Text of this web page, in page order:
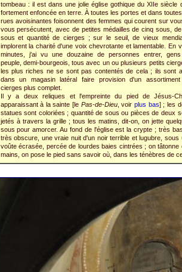
tombeau : il est dans une jolie église gothique du XIIe siècle
fortement enfoncée en terre. À toutes les portes et dans
rues avoisinantes foisonnent des femmes qui courent sur
vous persécutent, avec de petites médailles de cinq sous,
sous et quantité de cierges ; sur le seuil, de vieux
implorent la charité d'une voix chevrotante et lamentable. En
minutes, j'ai vu une douzaine de personnes entrer,
peuple, demi-bourgeois, tous avec un ou plusieurs petits
les plus riches ne se sont pas contentés de cela ; ils sont
dans un magasin latéral faire provision d'un
cierges plus complet.
Il y a deux reliques et l'empreinte du pied de Jésus-
apparaissant à la sainte [le Pas-de-Dieu, voir plus bas] ; les
statues sont coloriées ; quantité de sous ou pièces de deux
jetés à travers la grille ; tous les matins, dit-on, on jette
sous pour amorcer. Au fond de l'église est la crypte ; très
très obscure, une vraie nuit d'un noir terrible et lugubre, sous
voûte écrasée, percée de lourdes baies cintrées ; on tâtonne
mains, on pose le pied sans savoir où, dans les ténèbres de